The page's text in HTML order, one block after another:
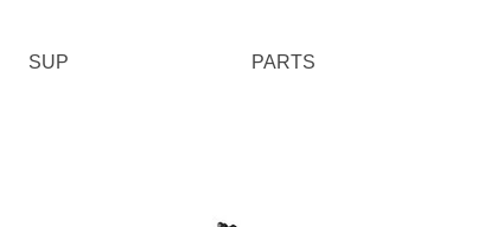
SUP PARTS